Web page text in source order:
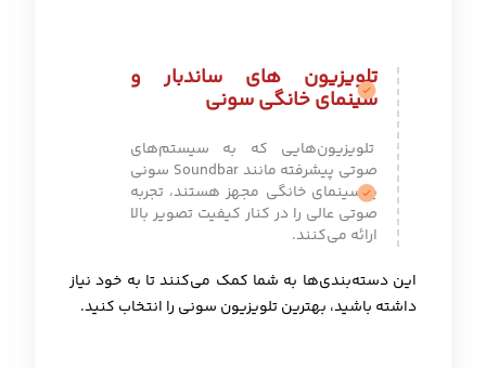
تلویزیون های ساندبار و
سینمای خانگی سونی
تلویزیون‌هایی که به سیستم‌های
صوتی پیشرفته مانند Soundbar سونی
یا سینمای خانگی مجهز هستند، تجربه
صوتی عالی را در کنار کیفیت تصویر بالا
ارائه می‌کنند.
این دسته‌بندی‌ها به شما کمک می‌کنند تا به خود نیاز
داشته باشید، بهترین تلویزیون سونی را انتخاب کنید.